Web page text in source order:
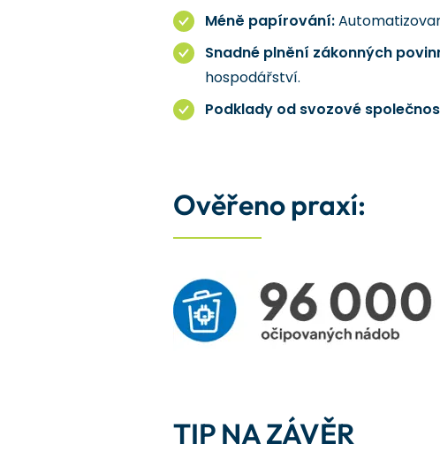
Méně papírování:
Snadné plnění zákonných
hospodářství.
Podklady od svozové
Ověřeno praxí:
TIP NA ZÁVĚR